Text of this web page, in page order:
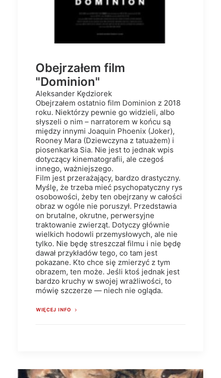
Obejrzałem film
"Dominion"
Aleksander Kędziorek
Obejrzałem ostatnio film Dominion z 2018
roku. Niektórzy pewnie go widzieli, albo
słyszeli o nim – narratorem w końcu są
między innymi Joaquin Phoenix (Joker),
Rooney Mara (Dziewczyna z tatuażem) i
piosenkarka Sia. Nie jest to jednak wpis
dotyczący kinematografii, ale czegoś
innego, ważniejszego.
Film jest przerażający, bardzo drastyczny.
Myślę, że trzeba mieć psychopatyczny rys
osobowości, żeby ten obejrzany w całości
obraz w ogóle nie poruszył. Przedstawia
on brutalne, okrutne, perwersyjne
traktowanie zwierząt. Dotyczy głównie
wielkich hodowli przemysłowych, ale nie
tylko. Nie będę streszczał filmu i nie będę
dawał przykładów tego, co tam jest
pokazane. Kto chce się zmierzyć z tym
obrazem, ten może. Jeśli ktoś jednak jest
bardzo kruchy w swojej wrażliwości, to
mówię szczerze — niech nie ogląda.
WIĘCEJ INFO